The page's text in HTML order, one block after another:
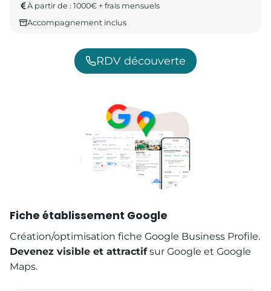
À partir de : 1000€ + frais mensuels
Accompagnement inclus
RDV découverte
Fiche établissement Google
Création/optimisation fiche Google Business Profile.
Devenez visible et attractifsur Google et Google
Maps.